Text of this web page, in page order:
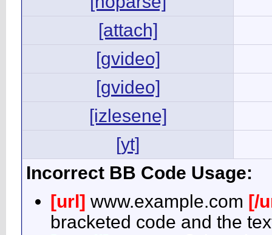
[attach]
[gvideo]
[gvideo]
[izlesene]
[yt]
Incorrect BB Code Usage:
[url] www.example.com [/
bracketed code and the